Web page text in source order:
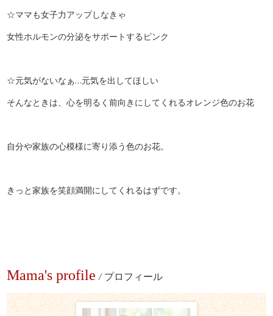
☆ママも女子力アップしなきゃ
女性ホルモンの分泌をサポートするピンク
☆元気がないなぁ…元気を出してほしい
そんなときは、心を明るく前向きにしてくれるオレンジ色のお花
自分や家族の心模様に寄り添う色のお花。
きっと家族を笑顔満開にしてくれるはずです。
Mama's profile / プロフィール